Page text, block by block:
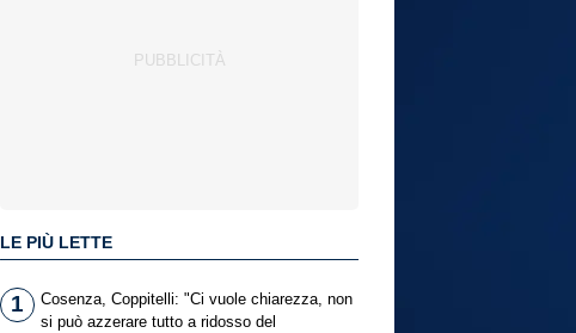
LE PIÙ LETTE
1
Cosenza, Coppitelli: "Ci vuole chiarezza, non
si può azzerare tutto a ridosso del